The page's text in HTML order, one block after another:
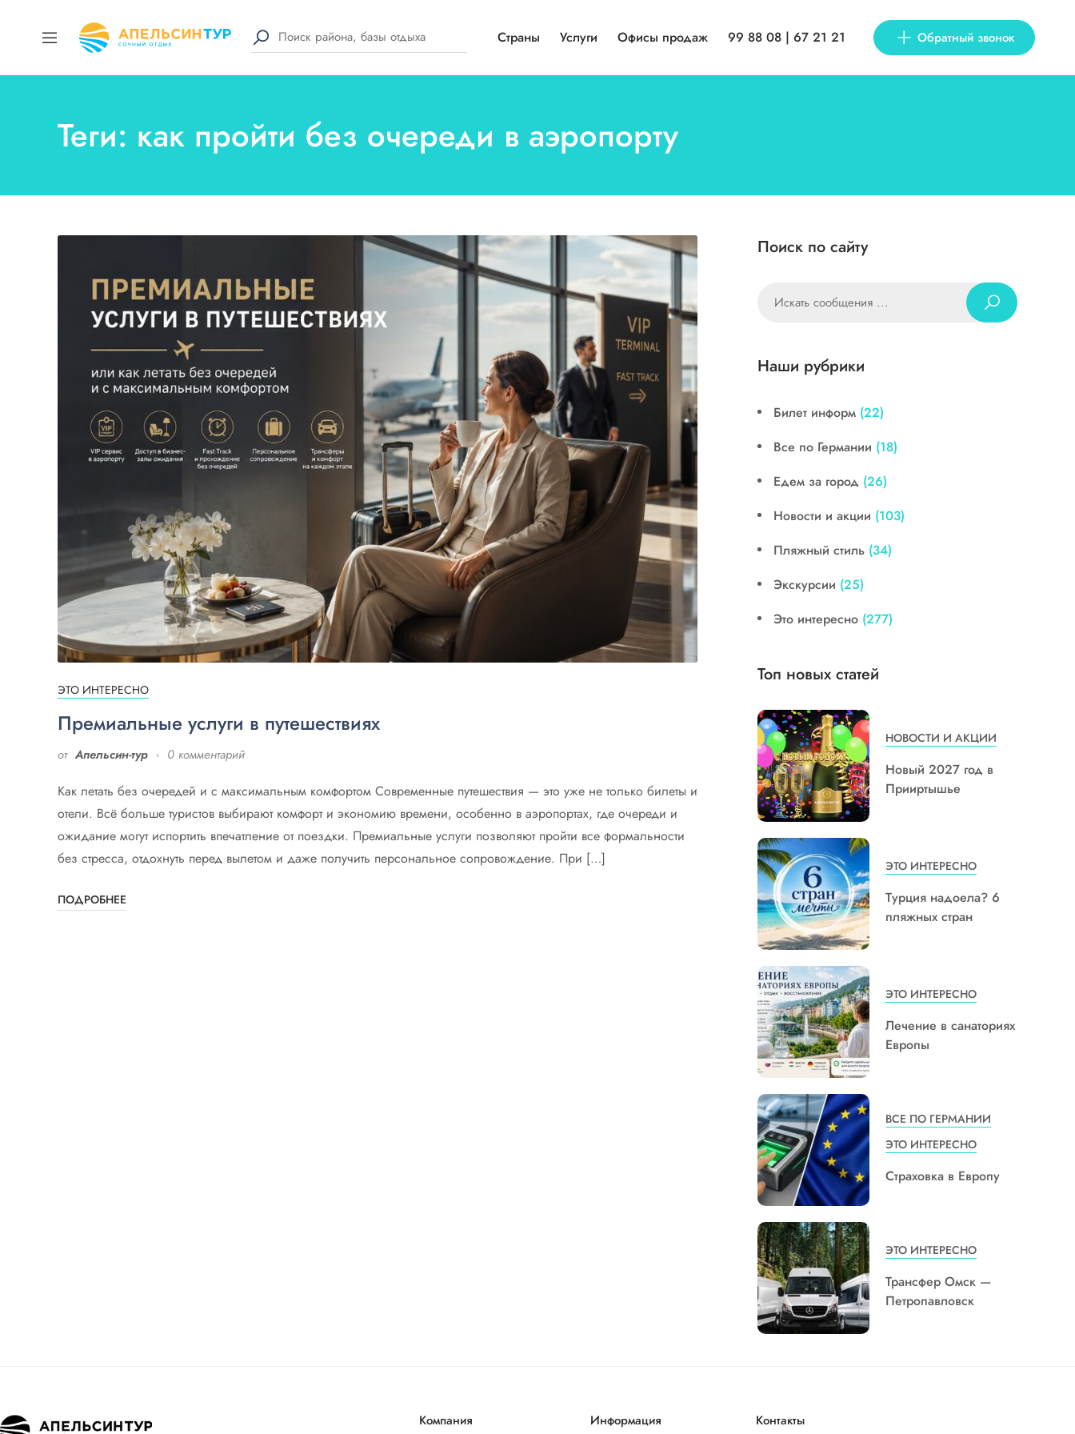
Страны Услуги Офисы продаж 99 88 08 | 67 21 21 Обратный звонок
Теги: как пройти без очереди в аэропорту
ЭТО ИНТЕРЕСНО
Премиальные услуги в путешествиях
от Апельсин-тур 0 комментарий
Как летать без очередей и с максимальным комфортом Современные путешествия — это уже не только билеты и
отели. Всё больше туристов выбирают комфорт и экономию времени, особенно в аэропортах, где очереди и
ожидание могут испортить впечатление от поездки. Премиальные услуги позволяют пройти все формальности
без стресса, отдохнуть перед вылетом и даже получить персональное сопровождение. При […]
ПОДРОБНЕЕ
Поиск по сайту
Наши рубрики
Билет информ (22)
Все по Германии (18)
Едем за город (26)
Новости и акции (103)
Пляжный стиль (34)
Экскурсии (25)
Это интересно (277)
Топ новых статей
НОВОСТИ И АКЦИИ
Новый 2027 год в
Прииртышье
ЭТО ИНТЕРЕСНО
Турция надоела? 6
пляжных стран
ЭТО ИНТЕРЕСНО
Лечение в санаториях
Европы
ВСЕ ПО ГЕРМАНИИ
ЭТО ИНТЕРЕСНО
Страховка в Европу
ЭТО ИНТЕРЕСНО
Трансфер Омск —
Петропавловск
Компания Информация Контакты